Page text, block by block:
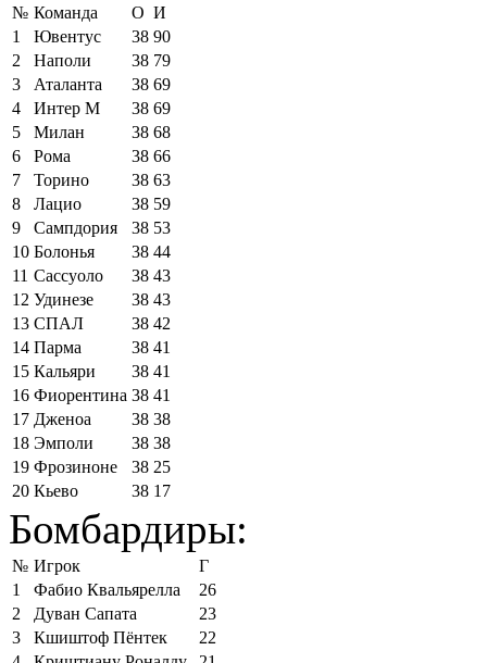
№ Команда О И
1
Ювентус 38 90
2
Наполи 38 79
3
Аталанта 38 69
4
Интер М 38 69
5
Милан 38 68
6
Рома 38 66
7
Торино 38 63
8
Лацио 38 59
9
Сампдория 38 53
10 Болонья 38 44
11 Сассуоло 38 43
12 Удинезе 38 43
13 СПАЛ 38 42
14 Парма 38 41
15 Кальяри 38 41
16 Фиорентина 38 41
17 Дженоа 38 38
18 Эмполи 38 38
19 Фрозиноне 38 25
20 Кьево 38 17
Бомбардиры:
№ Игрок
Г
1
Фабио Квальярелла
26
2
Дуван Сапата
23
3
Кшиштоф Пёнтек
22